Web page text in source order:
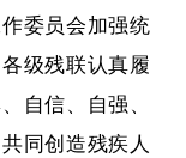
委员会加强统
级残联认真履
自信、自强、
同创造残疾人